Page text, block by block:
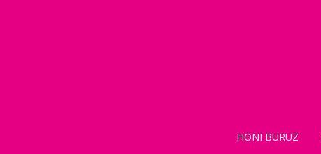
HONI BURUZ